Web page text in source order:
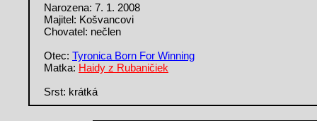
Narozena: 7. 1. 2008
Majitel: Košvancovi
Chovatel: nečlen
Otec: Tyronica Born For Winning
Matka: Haidy z Rubaničiek
Srst: krátká